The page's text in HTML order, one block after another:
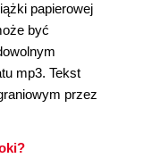
papierowej
być
mp3. Tekst
przez